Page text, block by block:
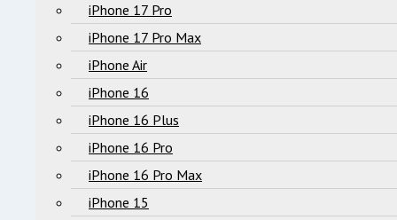
iPhone 17 Pro
iPhone 17 Pro Max
iPhone Air
iPhone 16
iPhone 16 Plus
iPhone 16 Pro
iPhone 16 Pro Max
iPhone 15